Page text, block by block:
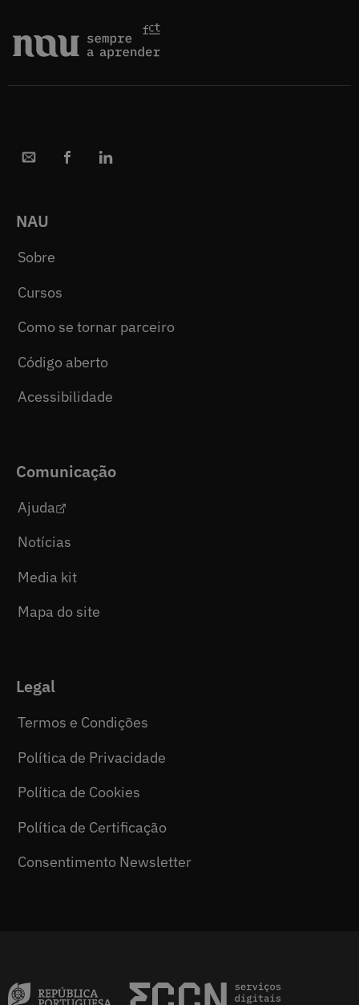
NAU
Sobre
Cursos
Como se tornar parceiro
Código aberto
Acessibilidade
Comunicação
Ajuda
Notícias
Media kit
Mapa do site
Legal
Termos e Condições
Política de Privacidade
Política de Cookies
Política de Certificação
Consentimento Newsletter